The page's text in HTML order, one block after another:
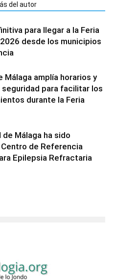
del autor
para llegar a la Feria
desde los municipios
Málaga amplía horarios y
seguridad para facilitar los
durante la Feria
de Málaga ha sido
de Referencia
Epilepsia Refractaria